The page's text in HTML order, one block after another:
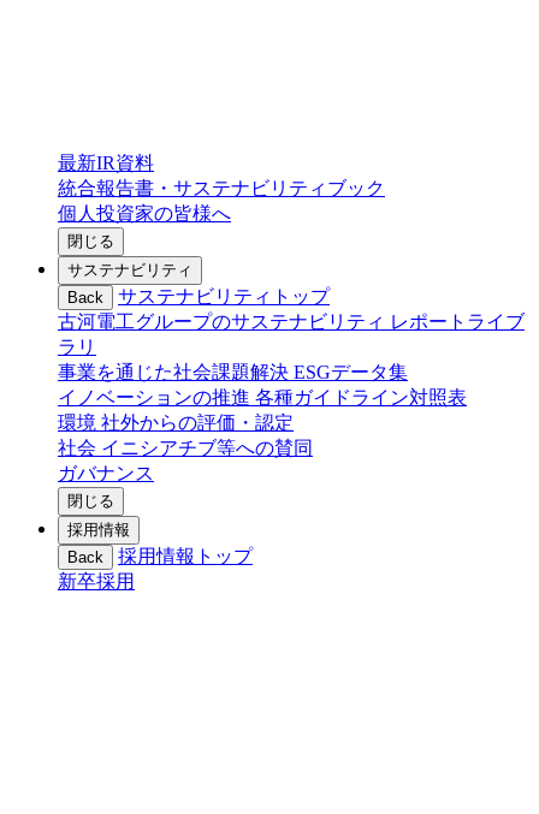
最新IR資料
統合報告書・サステナビリティブック
個人投資家の皆様へ
閉じる
サステナビリティ
Back
サステナビリティトップ
古河電工グループのサステナビリティ レポートライブ
ラリ
事業を通じた社会課題解決 ESGデータ集
イノベーションの推進 各種ガイドライン対照表
環境 社外からの評価・認定
社会 イニシアチブ等への賛同
ガバナンス
閉じる
採用情報
Back
採用情報トップ
新卒採用